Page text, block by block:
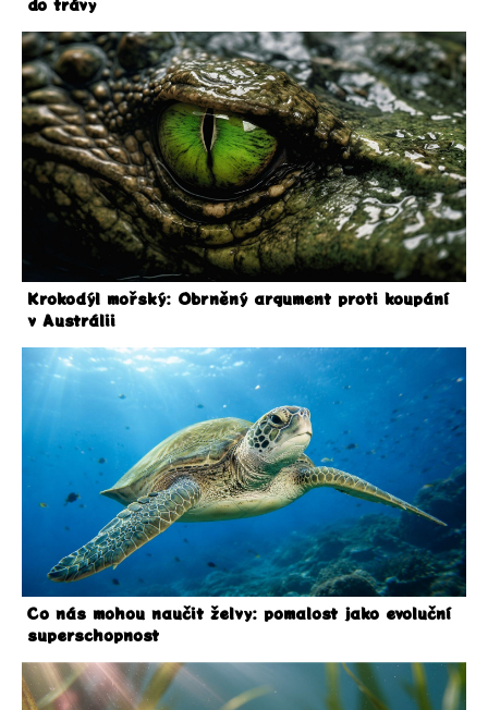
do trávy
Krokodýl mořský: Obrněný argument proti koupání
v Austrálii
Co nás mohou naučit želvy: pomalost jako evoluční
superschopnost